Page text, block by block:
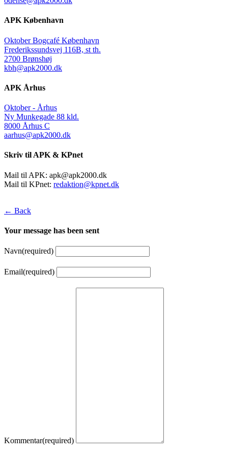
APK København
Oktober Bogcafé København
Frederikssundsvej 116B, st th.
2700 Brønshøj
kbh@apk2000.dk
APK Århus
Oktober - Århus
Ny Munkegade 88 kld.
8000 Århus C
aarhus@apk2000.dk
Skriv til APK & KPnet
Mail til APK: apk@apk2000.dk
Mail til KPnet: redaktion@kpnet.dk
← Back
Your message has been sent
Navn(required)
Email(required)
Kommentar(required)